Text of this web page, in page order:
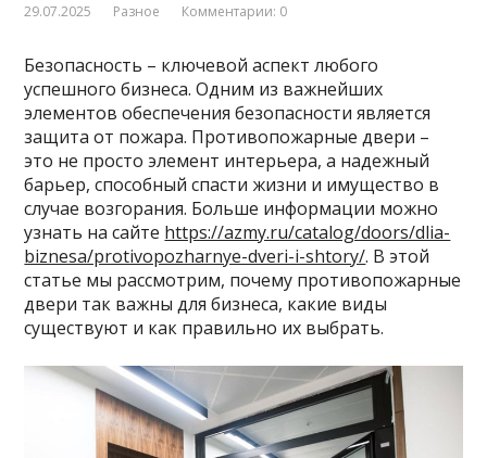
29.07.2025 Разное Комментарии: 0
Безопасность – ключевой аспект любого
успешного бизнеса. Одним из важнейших
элементов обеспечения безопасности является
защита от пожара. Противопожарные двери –
это не просто элемент интерьера, а надежный
барьер, способный спасти жизни и имущество в
случае возгорания. Больше информации можно
узнать на сайте https://azmy.ru/catalog/doors/dlia-
biznesa/protivopozharnye-dveri-i-shtory/. В этой
статье мы рассмотрим, почему противопожарные
двери так важны для бизнеса, какие виды
существуют и как правильно их выбрать.